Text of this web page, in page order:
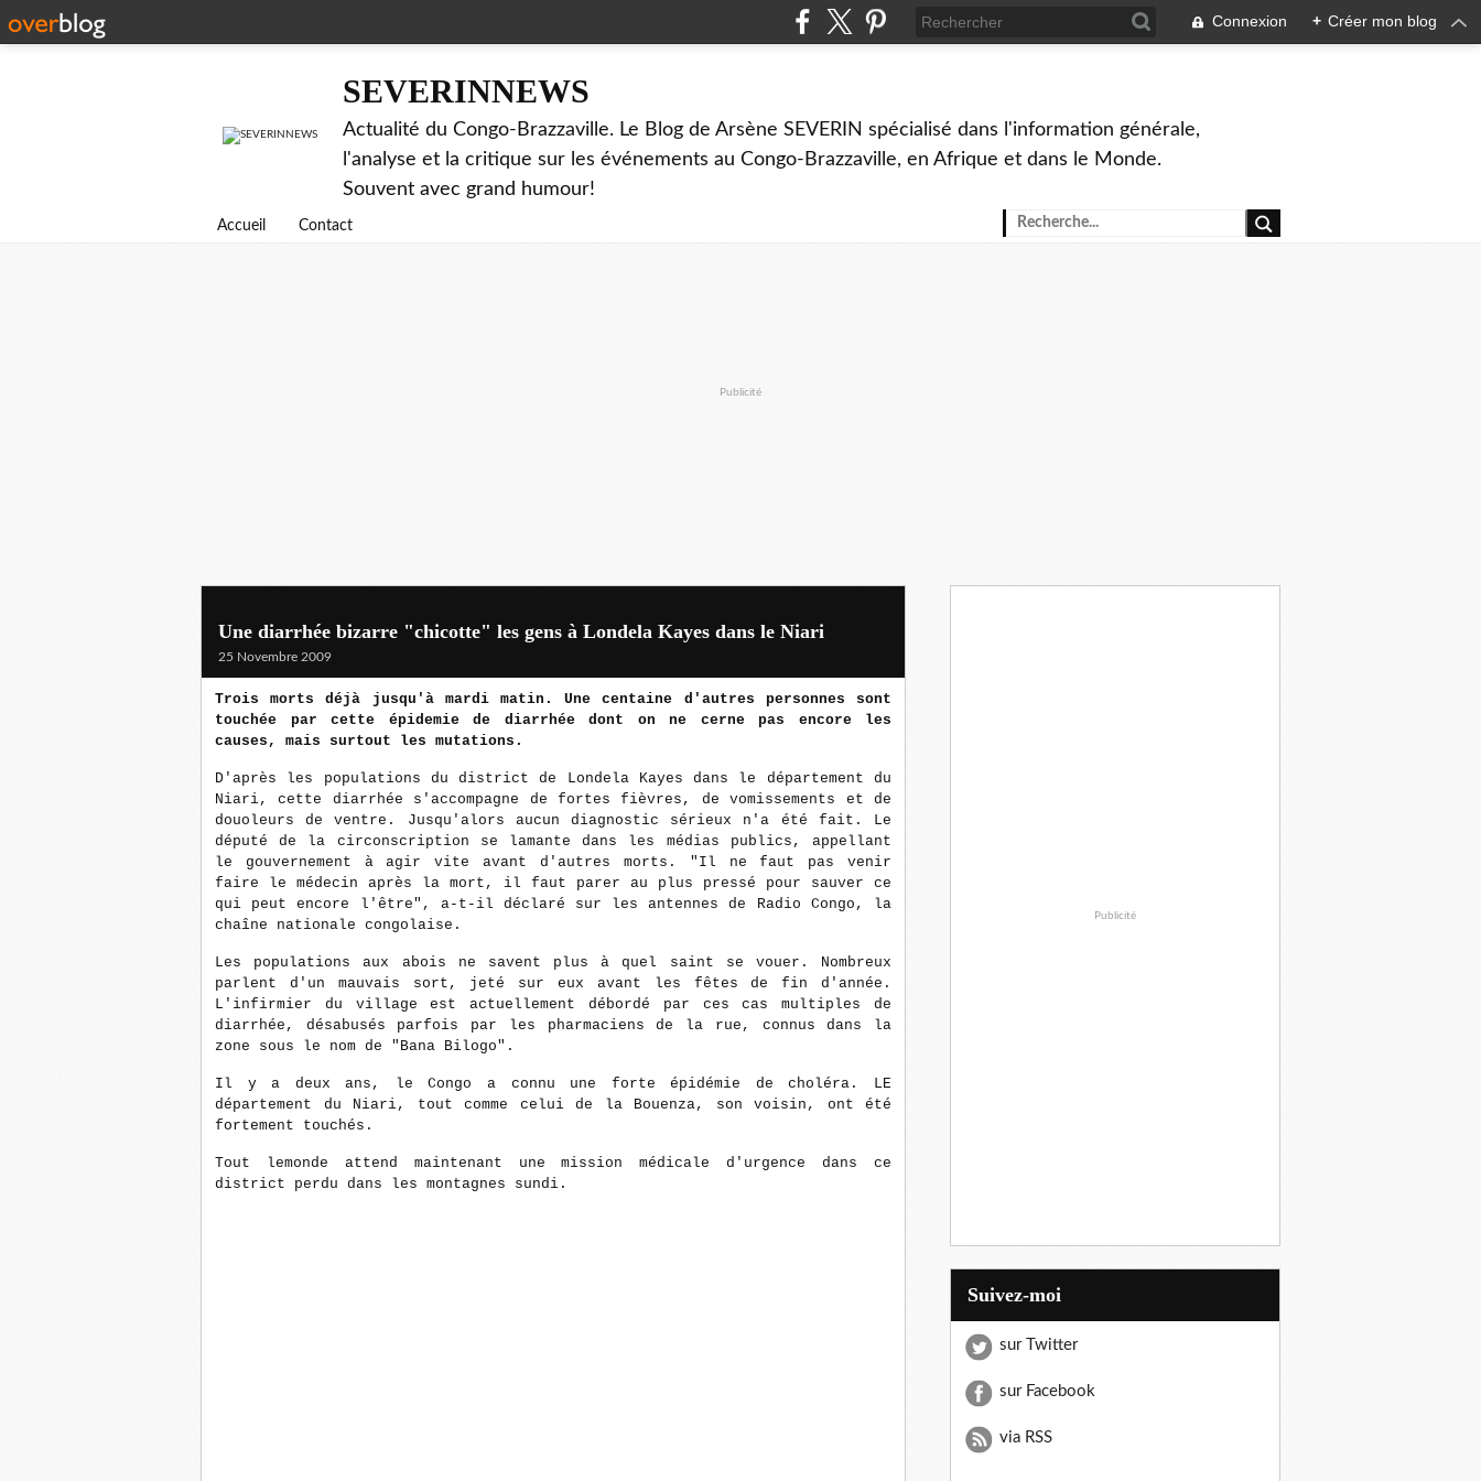
Connexion + Créer mon blog
SEVERINNEWS
Actualité du Congo-Brazzaville. Le Blog de Arsène SEVERIN spécialisé dans l'information générale,
l'analyse et la critique sur les événements au Congo-Brazzaville, en Afrique et dans le Monde.
Souvent avec grand humour!
Accueil Contact
Publicité
Une diarrhée bizarre "chicotte" les gens à Londela Kayes dans le Niari
25 Novembre 2009
Trois morts déjà jusqu'à mardi matin. Une centaine d'autres personnes sont
touchée par cette épidemie de diarrhée dont on ne cerne pas encore les
causes, mais surtout les mutations.
D'après les populations du district de Londela Kayes dans le département du
Niari, cette diarrhée s'accompagne de fortes fièvres, de vomissements et de
douoleurs de ventre. Jusqu'alors aucun diagnostic sérieux n'a été fait. Le
député de la circonscription se lamante dans les médias publics, appellant
le gouvernement à agir vite avant d'autres morts. "Il ne faut pas venir
faire le médecin après la mort, il faut parer au plus pressé pour sauver ce
qui peut encore l'être", a-t-il déclaré sur les antennes de Radio Congo, la
chaîne nationale congolaise.
Les populations aux abois ne savent plus à quel saint se vouer. Nombreux
parlent d'un mauvais sort, jeté sur eux avant les fêtes de fin d'année.
L'infirmier du village est actuellement débordé par ces cas multiples de
diarrhée, désabusés parfois par les pharmaciens de la rue, connus dans la
zone sous le nom de "Bana Bilogo".
Il y a deux ans, le Congo a connu une forte épidémie de choléra. LE
département du Niari, tout comme celui de la Bouenza, son voisin, ont été
fortement touchés.
Tout lemonde attend maintenant une mission médicale d'urgence dans ce
district perdu dans les montagnes sundi.
Publicité
Suivez-moi
sur Twitter
sur Facebook
via RSS